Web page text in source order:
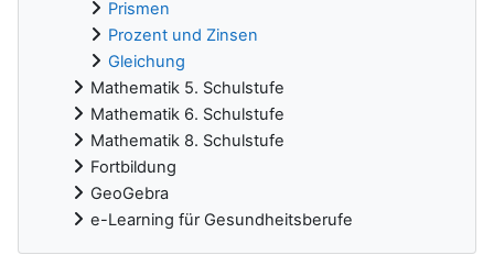
Prismen
Prozent und Zinsen
Gleichung
Mathematik 5. Schulstufe
Mathematik 6. Schulstufe
Mathematik 8. Schulstufe
Fortbildung
GeoGebra
e-Learning für Gesundheitsberufe